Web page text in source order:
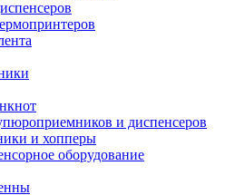
и диспенсеров
и хопперы
оборудование